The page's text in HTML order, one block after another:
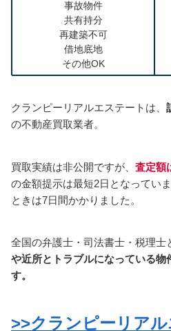
事故物件
共有持分
再建築不可
借地底地
その他OK
クランピーリアルエステートは、
の不動産買取業者。
買取実績は非公開ですが、 査定額
の金額提示は最短2日となってい
ときは7日間かかりました。
全国の弁護士・司法書士・税理士
や近所とトラブルになっている物
す。
>>クランピーリア